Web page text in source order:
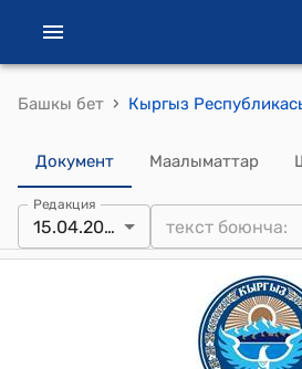
Башкы бет ›
Документ Маалыматтар
Редакция
15.04.2022